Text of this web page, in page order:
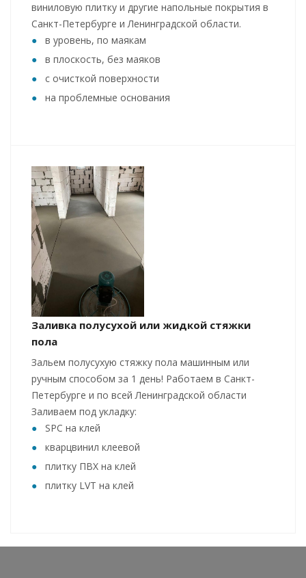
виниловую плитку и другие напольные покрытия в
Санкт-Петербурге и Ленинградской области.
в уровень, по маякам
в плоскость, без маяков
с очисткой поверхности
на проблемные основания
Заливка полусухой или жидкой стяжки
пола
Зальем полусухую стяжку пола машинным или
ручным способом за 1 день! Работаем в Санкт-
Петербурге и по всей Ленинградской области
Заливаем под укладку:
SPC на клей
кварцвинил клеевой
плитку ПВХ на клей
плитку LVT на клей